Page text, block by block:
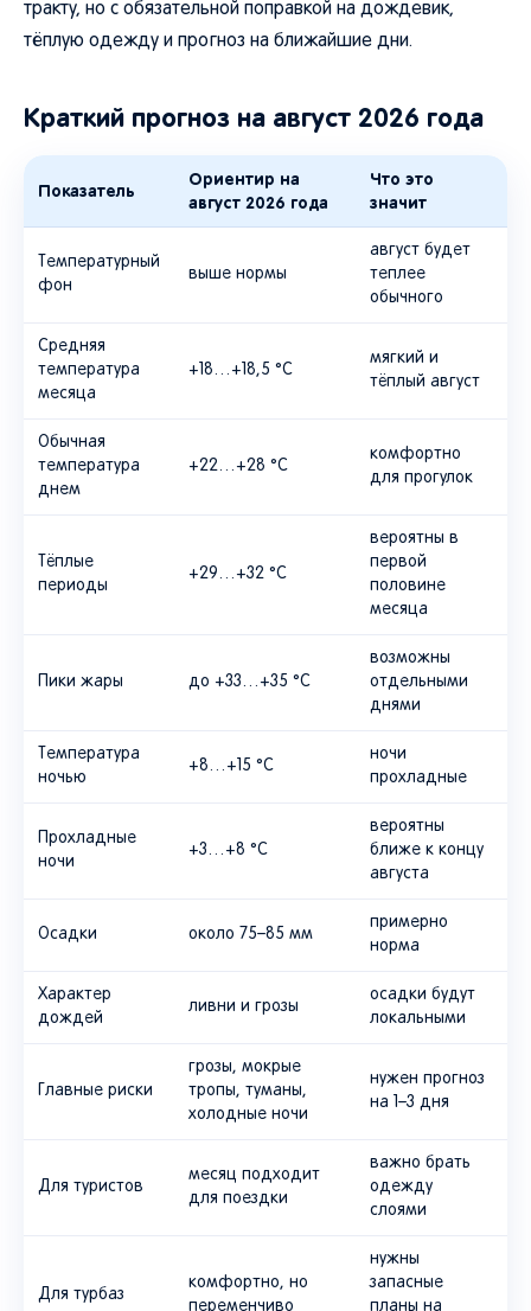
тракту, но с обязательной поправкой на дождевик,
тёплую одежду и прогноз на ближайшие дни.
Краткий прогноз на август 2026 года
Показатель
Ориентир на
август 2026 года
Что это
значит
Температурный
фон
выше нормы
август будет
теплее
обычного
Средняя
температура
месяца
+18…+18,5 °C
мягкий и
тёплый август
Обычная
температура
днем
+22…+28 °C
комфортно
для прогулок
Тёплые
периоды
+29…+32 °C
вероятны в
первой
половине
месяца
Пики жары до +33…+35 °C
возможны
отдельными
днями
Температура
ночью
+8…+15 °C
ночи
прохладные
Прохладные
ночи
+3…+8 °C
вероятны
ближе к концу
августа
Осадки около 75–85 мм
примерно
норма
Характер
дождей
ливни и грозы
осадки будут
локальными
Главные риски
грозы, мокрые
тропы, туманы,
холодные ночи
нужен прогноз
на 1–3 дня
Для туристов
месяц подходит
для поездки
важно брать
одежду
слоями
Для турбаз
комфортно, но
переменчиво
нужны
запасные
планы на